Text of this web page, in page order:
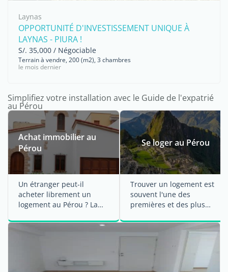
Laynas
OPPORTUNITÉ D'INVESTISSEMENT UNIQUE À
LAYNAS - PIURA !
S/. 35,000 / Négociable
Terrain à vendre, 200 (m2), 3 chambres
le mois dernier
Simplifiez votre installation avec le Guide de l'expatrié
au Pérou
Achat immobilier au
Pérou
Un étranger peut-il
acheter librement un
logement au Pérou ? La
en ...
Se loger au Pérou
Trouver un logement est
souvent l'une des
premières et des plus
...